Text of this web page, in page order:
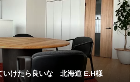
いけたら良いな 北海道 E.H様